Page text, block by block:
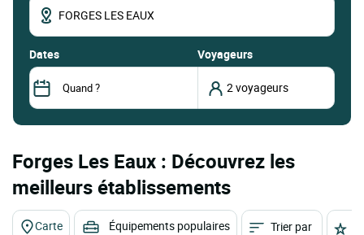
dates Voyageurs
Forges Les Eaux : Découvrez les
meilleurs établissements
Carte Équipements populaires Trier par